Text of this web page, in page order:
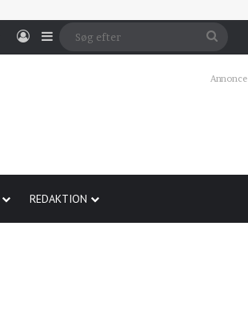
Log InSidebar
Søg
Annonce
REDAKTION